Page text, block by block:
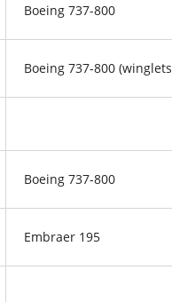
Boeing 737-800
Boeing 737-800
Boeing 737-800
Embraer 195